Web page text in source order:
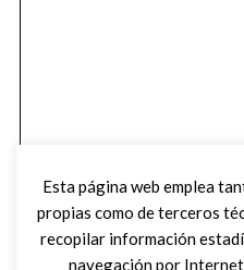
Esta página web emplea
propias como de terceros
recopilar información
navegación por